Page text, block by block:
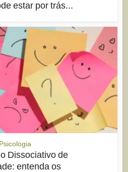
estar por trás...
Psicologia
Dissociativo de
entenda os